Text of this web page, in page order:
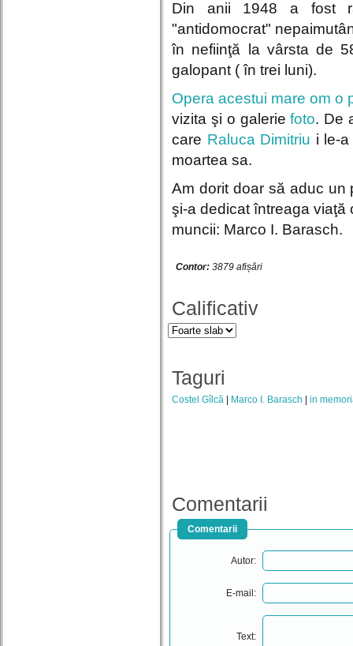
Din anii 1948 a fost
"antidomocrat"
în nefiinţă la vârsta de
galopant ( în trei luni).
Opera acestui mare om o
vizita şi o galeriefoto. De
care Raluca Dimitriu i le-
moartea sa.
Am dorit doar să aduc un
şi-a dedicat întreaga viaţă
muncii: Marco I. Barasch.
Contor: 3879 afișări
Calificativ
Taguri
Costel Gîlcă Marco I. Barasch in
Comentarii
Comentarii
Autor:
E-mail:
Text: